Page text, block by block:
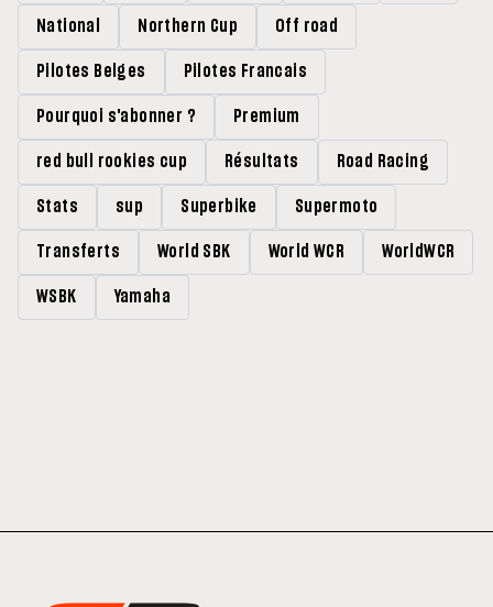
National Northern Cup Off road
Pilotes Belges Pilotes Francais
Pourquoi s'abonner ? Premium
red bull rookies cup Résultats Road Racing
Stats sup Superbike Supermoto
Transferts World SBK World WCR WorldWCR
WSBK Yamaha